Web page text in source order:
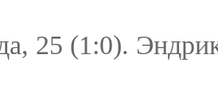
25 (1:0).